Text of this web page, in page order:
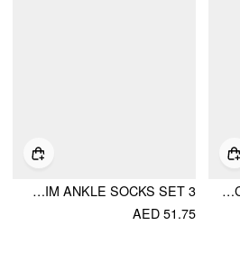
BOWKNOT DECOR LACE CREW SOCKS
3 PAIRS LACE TRIM ANKLE SOCKS SET
AED 51.75